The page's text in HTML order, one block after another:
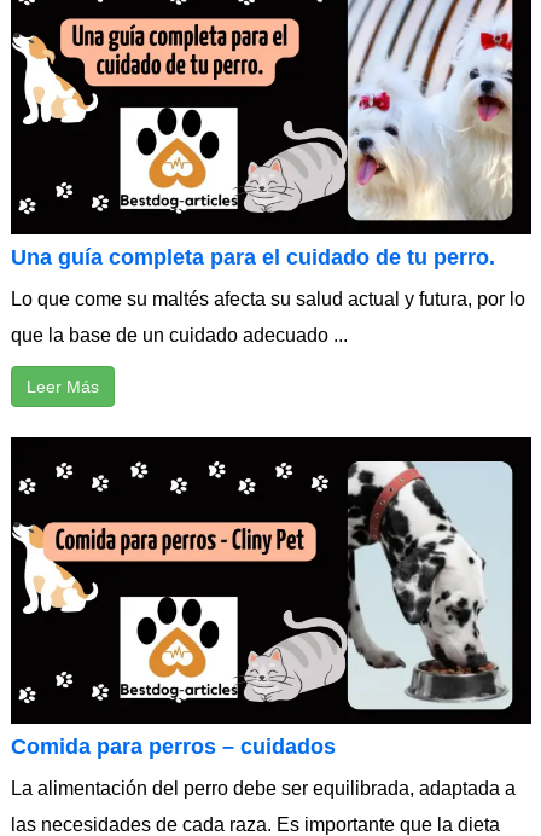
Una guía completa para el cuidado de tu perro.
Lo que come su maltés afecta su salud actual y futura, por lo
que la base de un cuidado adecuado ...
Leer Más
Comida para perros – cuidados
La alimentación del perro debe ser equilibrada, adaptada a
las necesidades de cada raza. Es importante que la dieta